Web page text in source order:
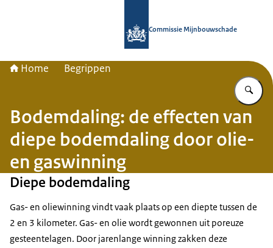
Commissie Mijnbouwschade
Home Begrippen
Bodemdaling: de effecten van
diepe bodemdaling door olie-
en gaswinning
Diepe bodemdaling
Gas- en oliewinning vindt vaak plaats op een diepte tussen de
2 en 3 kilometer. Gas- en olie wordt gewonnen uit poreuze
gesteentelagen. Door jarenlange winning zakken deze